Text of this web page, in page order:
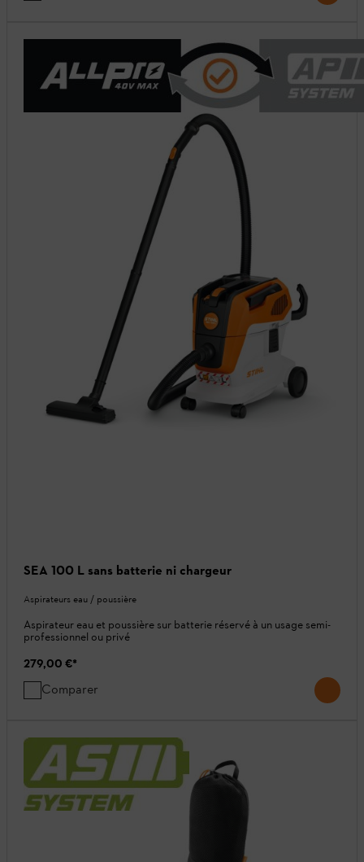
SEA 100 L sans batterie ni chargeur
Aspirateurs eau / poussière
Aspirateur eau et poussière sur batterie réservé à un usage semi-
professionnel ou privé
279,00 €*
Comparer